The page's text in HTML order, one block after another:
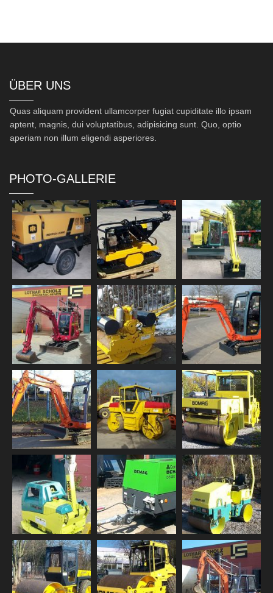
ÜBER UNS
Quas aliquam provident ullamcorper fugiat cupiditate illo ipsam
aptent, magnis, dui voluptatibus, adipisicing sunt. Quo, optio
aperiam non illum eligendi asperiores.
PHOTO-GALLERIE